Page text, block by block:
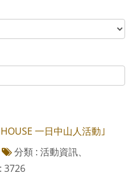
一日中山人活動｣
分類 : 活動資訊、
3726